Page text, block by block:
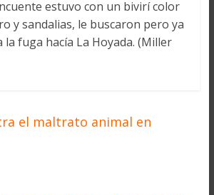
estuvo con un bivirí color
y sandalias, le buscaron pero ya
la fuga hacía La Hoyada. (Miller
el maltrato animal en